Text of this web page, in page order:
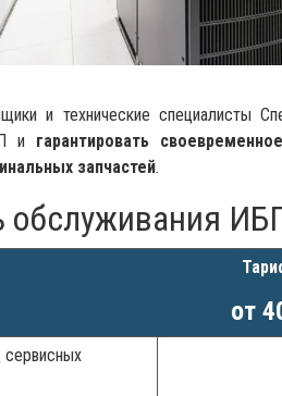
и технические специалисты
и гарантировать
запчастей.
обслуживания
от
сервисных